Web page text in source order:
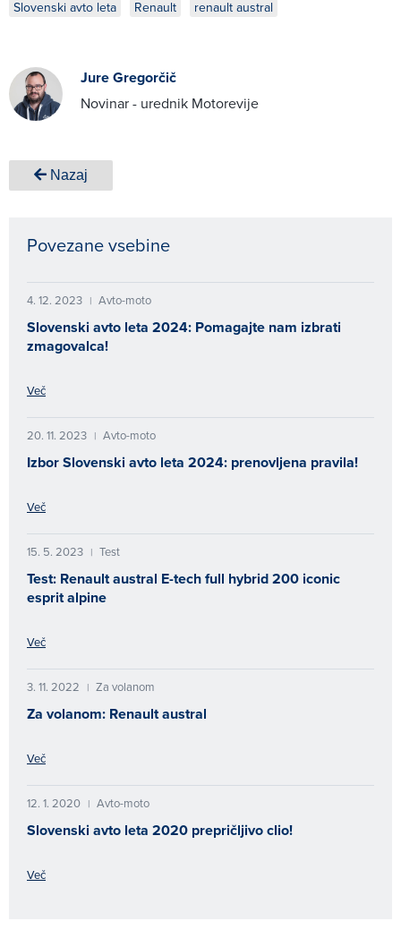
Slovenski avto leta Renault renault austral
Jure Gregorčič
Novinar - urednik Motorevije
Nazaj
Povezane vsebine
4. 12. 2023 | Avto-moto
Slovenski avto leta 2024: Pomagajte nam izbrati
zmagovalca!
Več
20. 11. 2023 | Avto-moto
Izbor Slovenski avto leta 2024: prenovljena pravila!
Več
15. 5. 2023 | Test
Test: Renault austral E-tech full hybrid 200 iconic
esprit alpine
Več
3. 11. 2022 | Za volanom
Za volanom: Renault austral
Več
12. 1. 2020 | Avto-moto
Slovenski avto leta 2020 prepričljivo clio!
Več